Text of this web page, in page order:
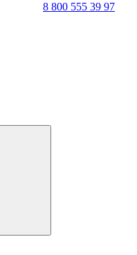
8 800 555 39 97